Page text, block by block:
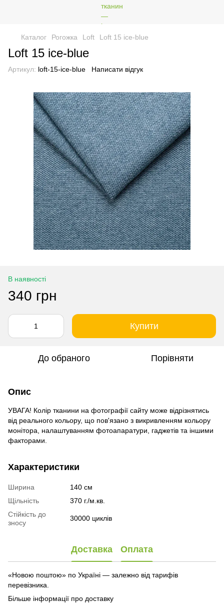
Каталог Рогожка Loft Loft 15 ice-blue
Loft 15 ice-blue
Артикул: loft-15-ice-blue Написати відгук
В наявності
340 грн
Купити
До обраного Порівняти
Опис
УВАГА! Колір тканини на фотографії сайту може відрізнятись
від реального кольору, що пов'язано з викривленням кольору
монітора, налаштуванням фотоапаратури, гаджетів та іншими
факторами.
Характеристики
Ширина
140 см
Щільність
370 г./м.кв.
Стійкість до
зносу
30000 циклів
Доставка Оплата
«Новою поштою» по Україні — залежно від тарифів
перевізника.
Більше інформації про доставку